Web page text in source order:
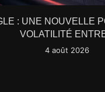
: UNE NOUVELLE
VOLATILITÉ
4 août 2026